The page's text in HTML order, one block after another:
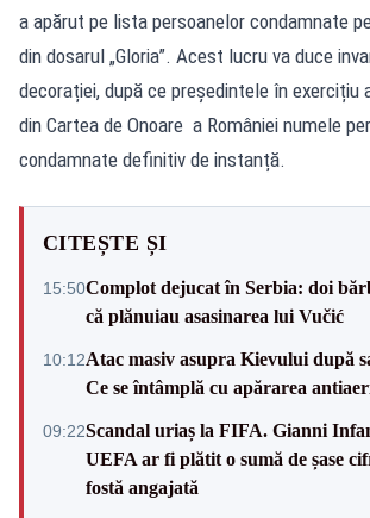
a apărut pe lista persoanelor condamnate
din dosarul „Gloria”. Acest lucru va duce
decorației, după ce președintele în exercițiu
din Cartea de Onoare a României numele
condamnate definitiv de instanță.
CITEȘTE ȘI
15:50Complot dejucat în Serbia: doi
că plănuiau asasinarea lui Vučić
10:12Atac masiv asupra Kievului după
Ce se întâmplă cu apărarea
09:22Scandal uriaș la FIFA. Gianni
UEFA ar fi plătit o sumă de șase
fostă angajată